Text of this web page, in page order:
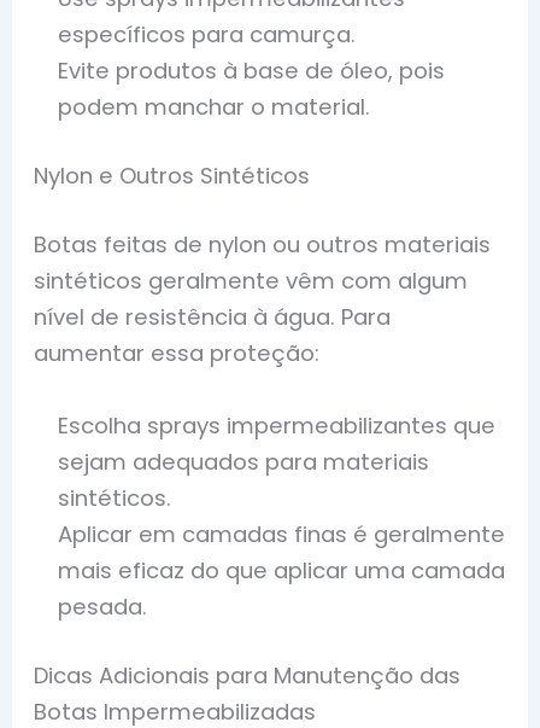
específicos para camurça.
Evite produtos à base de óleo, pois
podem manchar o material.
Nylon e Outros Sintéticos
Botas feitas de nylon ou outros materiais
sintéticos geralmente vêm com algum
nível de resistência à água. Para
aumentar essa proteção:
Escolha sprays impermeabilizantes que
sejam adequados para materiais
sintéticos.
Aplicar em camadas finas é geralmente
mais eficaz do que aplicar uma camada
pesada.
Dicas Adicionais para Manutenção das
Botas Impermeabilizadas